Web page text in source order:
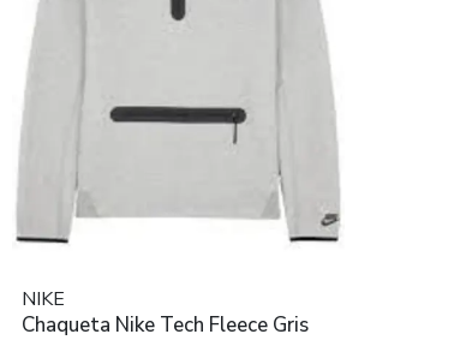
NIKE
Chaqueta Nike Tech Fleece Gris